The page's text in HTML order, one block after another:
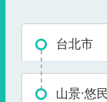
台北市
山景·悠